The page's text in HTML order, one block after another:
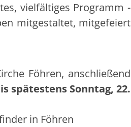
vielfältiges Programm -
mitgestaltet, mitgefeiert
Föhren, anschließend
spätestens Sonntag, 22.
in Föhren